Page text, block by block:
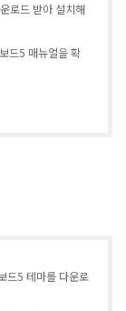
로드 받아 설치해
드5 매뉴얼을 확
드5 테마를 다운로